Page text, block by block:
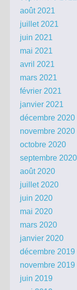
août 2021
juillet 2021
juin 2021
mai 2021
avril 2021
mars 2021
février 2021
janvier 2021
décembre 2020
novembre 2020
octobre 2020
septembre 2020
août 2020
juillet 2020
juin 2020
mai 2020
mars 2020
janvier 2020
décembre 2019
novembre 2019
juin 2019